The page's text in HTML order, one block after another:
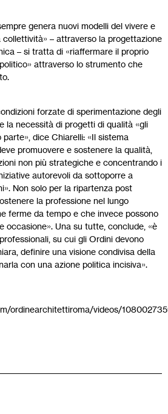
genera nuovi modelli del vivere e
– attraverso la progettazione
– si tratta di «riaffermare il proprio
attraverso lo strumento che
forzate di sperimentazione degli
la necessità di progetti di qualità «gli
dice Chiarelli: «Il sistema
promuovere e sostenere la qualità,
non più strategiche e concentrando i
autorevoli da sottoporre a
Non solo per la ripartenza post
la professione nel lungo
ferme da tempo e che invece possono
occasione». Una su tutte, conclude, «è
su cui gli Ordini devono
definire una visione condivisa della
con una azione politica incisiva».
ordinearchitettiroma/videos/